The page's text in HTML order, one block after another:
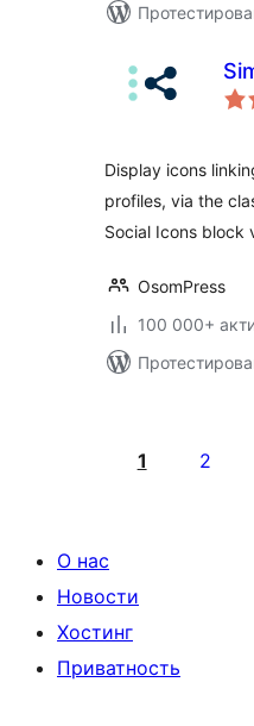
Display icons
profiles, via the
Social Icons block
OsomPress
100 000+
записей
1 2
О нас
Новости
Хостинг
Приватность